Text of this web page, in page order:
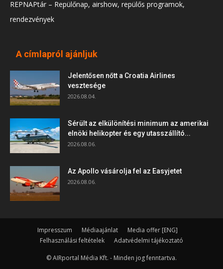
REPNAPtár – Repülőnap, airshow, repülős programok,
rendezvények
A címlapról ajánljuk
Jelentősen nőtt a Croatia Airlines
vesztesége
2026.08.04.
Sérült az elkülönítési minimum az amerikai
elnöki helikopter és egy utasszállító...
2026.08.06.
Az Apollo vásárolja fel az Easyjetet
2026.08.06.
Impresszum Médiaajánlat
Media offer [ENG]
Felhasználási feltételek
Adatvédelmi tájékoztató
© AIRportal Média Kft. - Minden jog fenntartva.